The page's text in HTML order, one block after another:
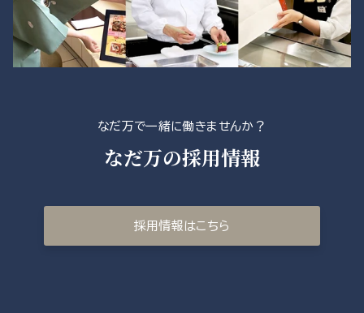
なだ万で一緒に働きませんか？
なだ万の採用情報
採用情報はこちら